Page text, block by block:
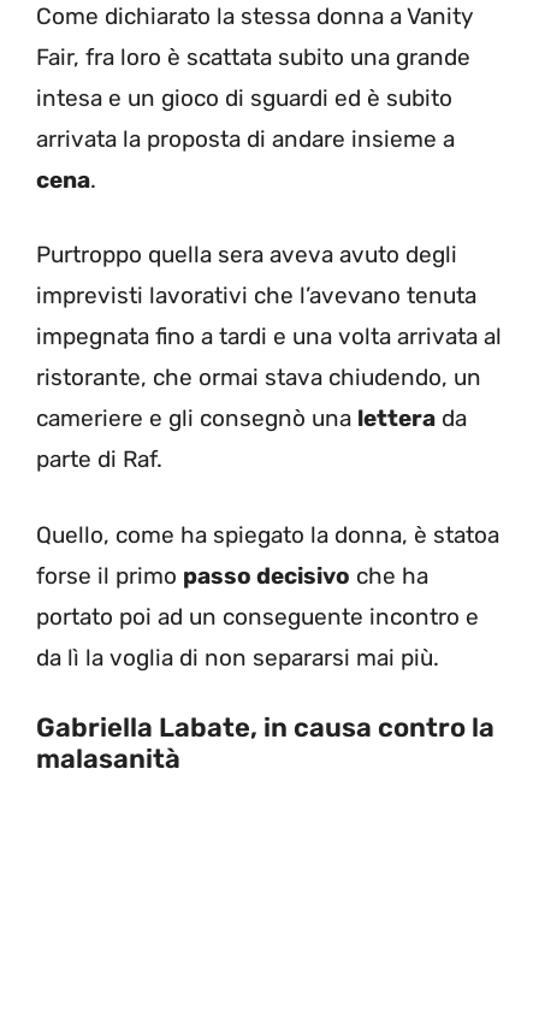
Come dichiarato la stessa donna a Vanity
Fair, fra loro è scattata subito una grande
intesa e un gioco di sguardi ed è subito
arrivata la proposta di andare insieme a
cena.
Purtroppo quella sera aveva avuto degli
imprevisti lavorativi che l’avevano tenuta
impegnata fino a tardi e una volta arrivata al
ristorante, che ormai stava chiudendo, un
cameriere e gli consegnò una lettera da
parte di Raf.
Quello, come ha spiegato la donna, è statoa
forse il primo passo decisivo che ha
portato poi ad un conseguente incontro e
da lì la voglia di non separarsi mai più.
Gabriella Labate, in causa contro la
malasanità